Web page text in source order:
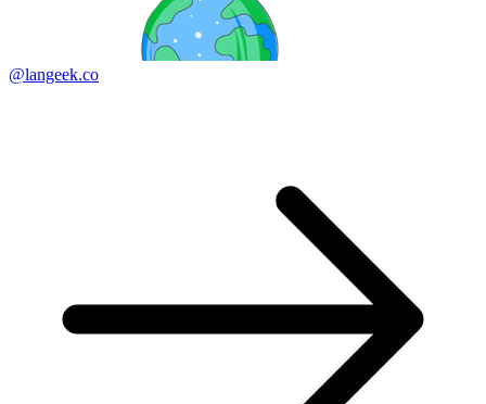
@langeek.co